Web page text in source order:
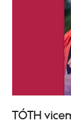
TÓTH